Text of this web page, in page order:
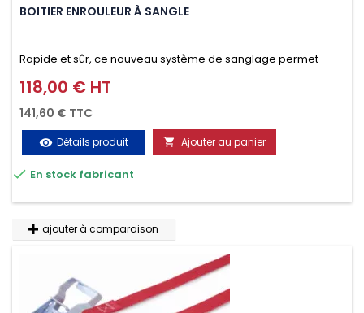
BOITIER ENROULEUR À SANGLE
Rapide et sûr, ce nouveau système de sanglage permet
d’arrimer le chargement sur la galerie en moins d’une
minute.
Prix
118,00 € HT
141,60 € TTC
visibility Détails produit  Ajouter au panier
 En stock fabricant
ajouter à comparaison